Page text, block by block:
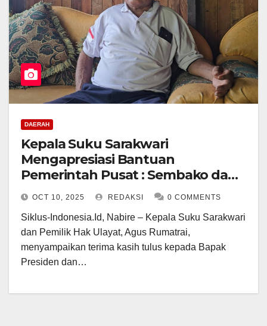
DAERAH
Kepala Suku Sarakwari
Mengapresiasi Bantuan
Pemerintah Pusat : Sembako dan
Perlengkapan Rumah Topang
Keluarga
OCT 10, 2025 REDAKSI 0 COMMENTS
Siklus-Indonesia.Id, Nabire – Kepala Suku Sarakwari
dan Pemilik Hak Ulayat, Agus Rumatrai,
menyampaikan terima kasih tulus kepada Bapak
Presiden dan…